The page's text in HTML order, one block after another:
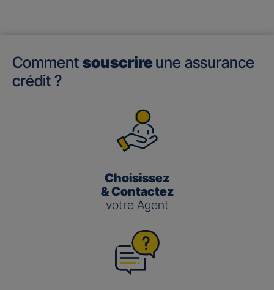
Comment souscrireune assurance
crédit ?
Choisissez
& Contactez
votre Agent